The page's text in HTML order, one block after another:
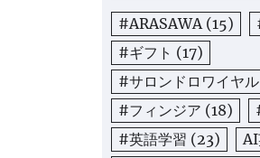
#ARASAWA(15)
#ギフト (17)
#サロンドロワイヤル
#フィンジア (18)
#英語学習 (23) AI